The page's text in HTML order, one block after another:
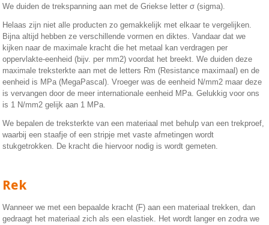
We duiden de trekspanning aan met de Griekse letter σ (sigma).
Helaas zijn niet alle producten zo gemakkelijk met elkaar te vergelijken.
Bijna altijd hebben ze verschillende vormen en diktes. Vandaar dat we
kijken naar de maximale kracht die het metaal kan verdragen per
oppervlakte-eenheid (bijv. per mm2) voordat het breekt. We duiden deze
maximale treksterkte aan met de letters Rm (Resistance maximaal) en de
eenheid is MPa (MegaPascal). Vroeger was de eenheid N/mm2 maar deze
is vervangen door de meer internationale eenheid MPa. Gelukkig voor ons
is 1 N/mm2 gelijk aan 1 MPa.
We bepalen de treksterkte van een materiaal met behulp van een trekproef,
waarbij een staafje of een stripje met vaste afmetingen wordt
stukgetrokken. De kracht die hiervoor nodig is wordt gemeten.
Rek
Wanneer we met een bepaalde kracht (F) aan een materiaal trekken, dan
gedraagt het materiaal zich als een elastiek. Het wordt langer en zodra we